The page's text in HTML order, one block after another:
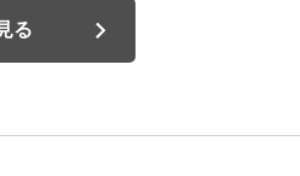
る